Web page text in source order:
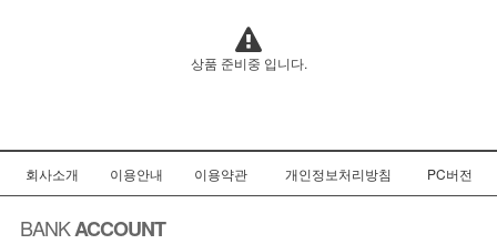
상품 준비중 입니다.
회사소개 이용안내 이용약관 개인정보처리방침 PC버전
BANKACCOUNT